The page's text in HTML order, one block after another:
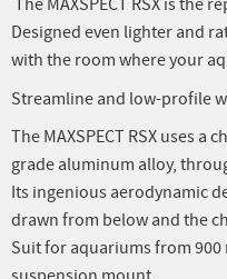
The MAXSPECT RSX is the
Designed even lighter and
with the room where your
Streamline and low-profile
The MAXSPECT RSX uses a
grade aluminum alloy,
Its ingenious aerodynamic
drawn from below and the
Suit for aquariums from 900